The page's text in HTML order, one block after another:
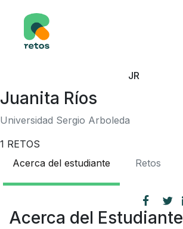
JR
Juanita Ríos
Universidad Sergio Arboleda
1 RETOS
Acerca del estudiante
Retos
Acerca del Estudiante